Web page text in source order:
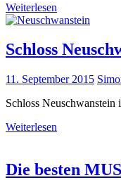
Weiterlesen
Schloss
11. September 2015
Schloss
Weiterlesen
Die besten